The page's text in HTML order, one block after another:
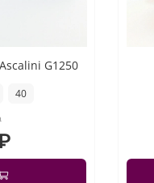
G1250
40